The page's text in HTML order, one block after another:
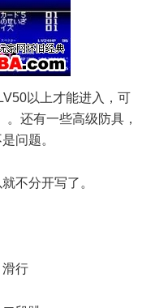
以上才能进入，可
还有一些高级防具，
问题。
不分开写了。
滑行